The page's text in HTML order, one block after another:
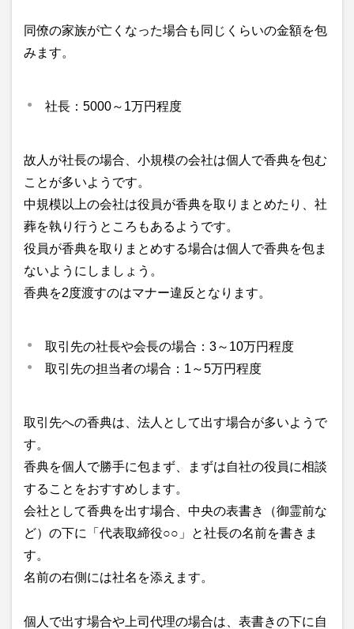
同僚の家族が亡くなった場合も同じくらいの金額を包
みます。
社長：5000～1万円程度
故人が社長の場合、小規模の会社は個人で香典を包む
ことが多いようです。
中規模以上の会社は役員が香典を取りまとめたり、社
葬を執り行うところもあるようです。
役員が香典を取りまとめする場合は個人で香典を包ま
ないようにしましょう。
香典を2度渡すのはマナー違反となります。
取引先の社長や会長の場合：3～10万円程度
取引先の担当者の場合：1～5万円程度
取引先への香典は、法人として出す場合が多いようで
す。
香典を個人で勝手に包まず、まずは自社の役員に相談
することをおすすめします。
会社として香典を出す場合、中央の表書き（御霊前な
ど）の下に「代表取締役○○」と社長の名前を書きま
す。
名前の右側には社名を添えます。
個人で出す場合や上司代理の場合は、表書きの下に自